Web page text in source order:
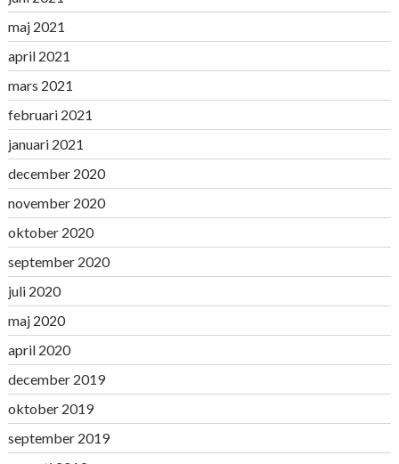
maj 2021
april 2021
mars 2021
februari 2021
januari 2021
december 2020
november 2020
oktober 2020
september 2020
juli 2020
maj 2020
april 2020
december 2019
oktober 2019
september 2019